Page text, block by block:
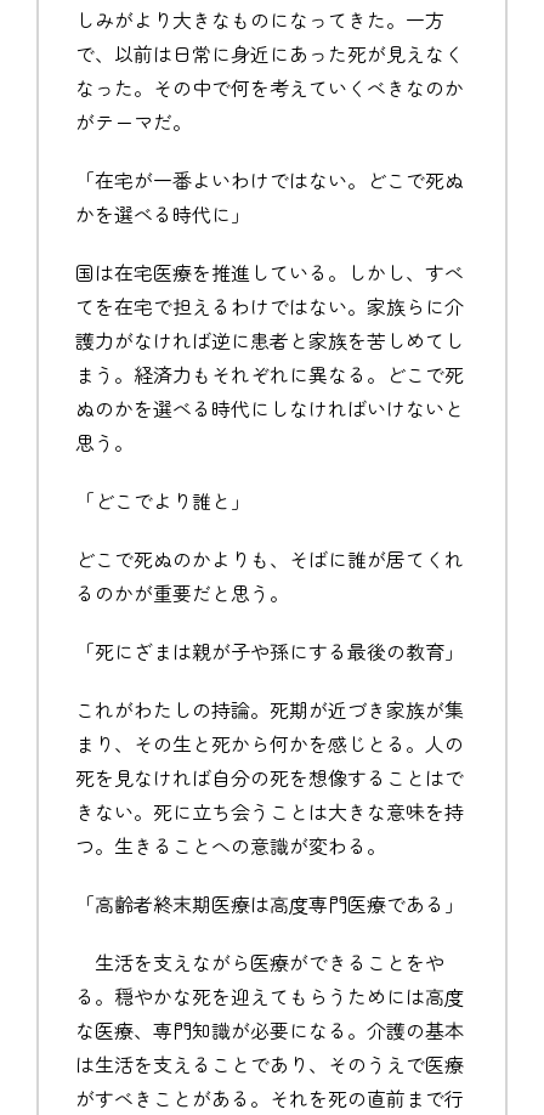
しみがより大きなものになってきた。一方
で、以前は日常に身近にあった死が見えなく
なった。その中で何を考えていくべきなのか
がテーマだ。
「在宅が一番よいわけではない。どこで死ぬ
かを選べる時代に」
国は在宅医療を推進している。しかし、すべ
てを在宅で担えるわけではない。家族らに介
護力がなければ逆に患者と家族を苦しめてし
まう。経済力もそれぞれに異なる。どこで死
ぬのかを選べる時代にしなければいけないと
思う。
「どこでより誰と」
どこで死ぬのかよりも、そばに誰が居てくれ
るのかが重要だと思う。
「死にざまは親が子や孫にする最後の教育」
これがわたしの持論。死期が近づき家族が集
まり、その生と死から何かを感じとる。人の
死を見なければ自分の死を想像することはで
きない。死に立ち会うことは大きな意味を持
つ。生きることへの意識が変わる。
「高齢者終末期医療は高度専門医療である」
生活を支えながら医療ができることをや
る。穏やかな死を迎えてもらうためには高度
な医療、専門知識が必要になる。介護の基本
は生活を支えることであり、そのうえで医療
がすべきことがある。それを死の直前まで行